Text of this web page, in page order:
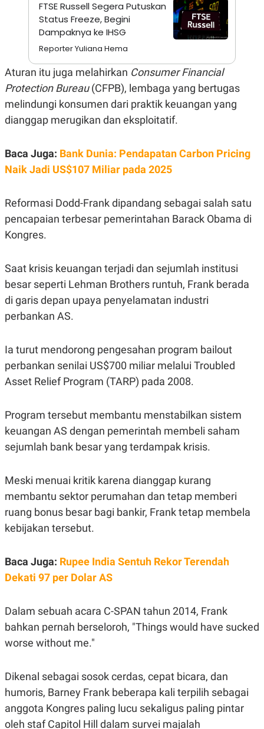
T
E
R
A
N
S
T
A
KANAL
S
T
D
A
T
A
A
E
O
T
N
I
S
S
JARINGAN
N
T
A
N
C
E
M
Y
E
S
S
R
L
S
E
.
L
N
G
G
A
C
E
T
A
K
N
E
R
E
I
T
E
N
FTSE Russell Segera Putuskan
Status Freeze, Begini
Dampaknya ke IHSG
Reporter Yuliana Hema
Aturan itu juga melahirkan Consumer Financial
Protection Bureau(CFPB), lembaga yang bertugas
melindungi konsumen dari praktik keuangan yang
dianggap merugikan dan eksploitatif.
Baca Juga: Bank Dunia: Pendapatan Carbon Pricing
Naik Jadi US$107 Miliar pada 2025
Reformasi Dodd-Frank dipandang sebagai salah satu
pencapaian terbesar pemerintahan Barack Obama di
Kongres.
Saat krisis keuangan terjadi dan sejumlah institusi
besar seperti Lehman Brothers runtuh, Frank berada
di garis depan upaya penyelamatan industri
perbankan AS.
Ia turut mendorong pengesahan program bailout
perbankan senilai US$700 miliar melalui Troubled
Asset Relief Program (TARP) pada 2008.
Program tersebut membantu menstabilkan sistem
keuangan AS dengan pemerintah membeli saham
sejumlah bank besar yang terdampak krisis.
Meski menuai kritik karena dianggap kurang
membantu sektor perumahan dan tetap memberi
ruang bonus besar bagi bankir, Frank tetap membela
kebijakan tersebut.
Baca Juga: Rupee India Sentuh Rekor Terendah
Dekati 97 per Dolar AS
Dalam sebuah acara C-SPAN tahun 2014, Frank
bahkan pernah berseloroh, "Things would have sucked
worse without me."
Dikenal sebagai sosok cerdas, cepat bicara, dan
humoris, Barney Frank beberapa kali terpilih sebagai
anggota Kongres paling lucu sekaligus paling pintar
oleh staf Capitol Hill dalam survei majalah